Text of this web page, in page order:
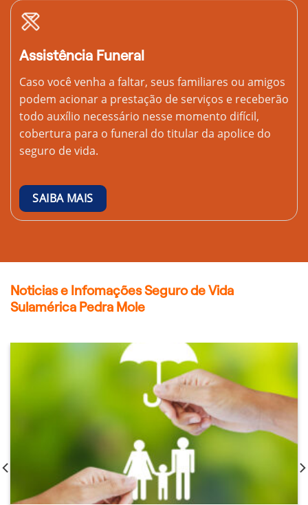
Assistência Funeral
Caso você venha a faltar, seus familiares ou amigos
podem acionar a prestação de serviços e receberão
todo auxílio necessário nesse momento difícil,
cobertura para o funeral do titular da apolice do
seguro de vida.
SAIBA MAIS
Noticias e Infomações Seguro de Vida
Sulamérica Pedra Mole